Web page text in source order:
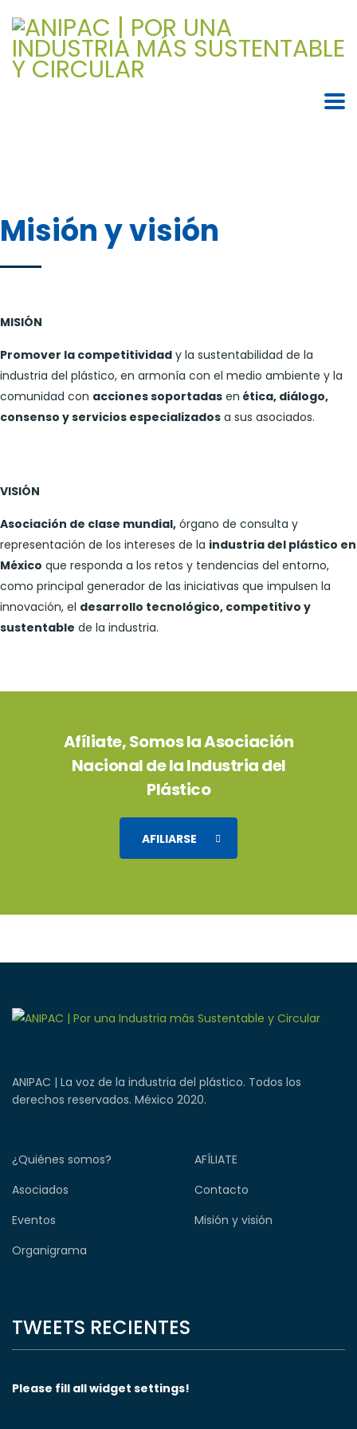
Misión y visión
MISIÓN
Promover la competitividad y la sustentabilidad de la
industria del plástico, en armonía con el medio ambiente y la
comunidad con acciones soportadas en ética, diálogo,
consenso y servicios especializados a sus asociados.
VISIÓN
Asociación de clase mundial, órgano de consulta y
representación de los intereses de la industria del plástico en
México que responda a los retos y tendencias del entorno,
como principal generador de las iniciativas que impulsen la
innovación, el desarrollo tecnológico, competitivo y
sustentable de la industria.
Afíliate, Somos la Asociación
Nacional de la Industria del
Plástico
AFILIARSE
ANIPAC | La voz de la industria del plástico. Todos los
derechos reservados. México 2020.
¿Quiénes somos?
AFÍLIATE
Asociados
Contacto
Eventos
Misión y visión
Organigrama
TWEETS RECIENTES
Please fill all widget settings!